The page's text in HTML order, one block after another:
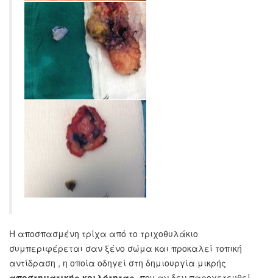
Η αποσπασμένη τρίχα από το τριχοθυλάκιο
συμπεριφέρεται σαν ξένο σώμα και προκαλεί τοπική
αντίδραση , η οποία οδηγεί στη δημιουργία μικρής